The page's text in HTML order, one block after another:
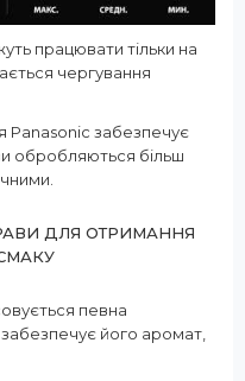
працювати тільки на
чергування
Panasonic забезпечує
обробляються більш
ДЛЯ ОТРИМАННЯ
певна
його аромат,